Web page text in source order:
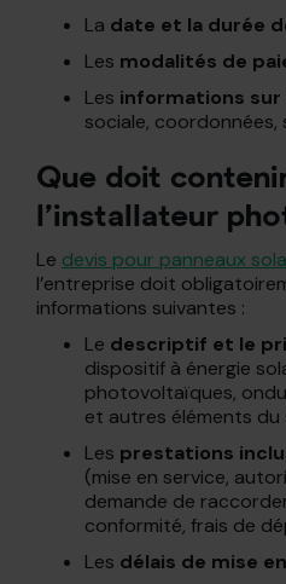
La date et la durée
Les modalités de
Les informations sur
sociale, coordonnées,
Que doit
l’installateur
Le devis pour panneaux
l’entreprise doit
informations suivantes :
Le descriptif et le
dispositif à énergie
photovoltaïques,
et autres éléments du
Les prestations
(mise en service,
demande de
conformité, frais de
Les délais de mise